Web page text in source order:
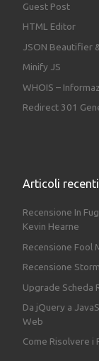
Guest Post
HTML Editor
JSON Beautifier
Minify JS
WHOIS –
Redirect 301
Articoli recenti
Recensione In
Kevin Hearne
Recensione Fool
Recensione
Upgrade Scheda
Da jQuery a
Web
Come Risolvere i